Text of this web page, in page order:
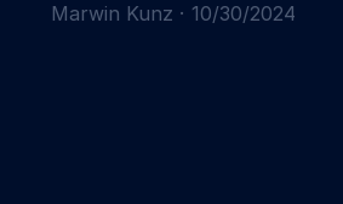
Marwin Kunz · 10/30/2024